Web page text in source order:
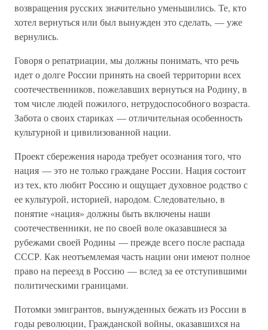
возвращения русских значительно уменьшились. Те, кто
хотел вернуться или был вынужден это сделать, — уже
вернулись.
Говоря о репатриации, мы должны понимать, что речь
идет о долге России принять на своей территории всех
соотечественников, пожелавших вернуться на Родину, в
том числе людей пожилого, нетрудоспособного возраста.
Забота о своих стариках — отличительная особенность
культурной и цивилизованной нации.
Проект сбережения народа требует осознания того, что
нация — это не только граждане России. Нация состоит
из тех, кто любит Россию и ощущает духовное родство с
ее культурой, историей, народом. Следовательно, в
понятие «нация» должны быть включены наши
соотечественники, не по своей воле оказавшиеся за
рубежами своей Родины — прежде всего после распада
СССР. Как неотъемлемая часть нации они имеют полное
право на переезд в Россию — вслед за ее отступившими
политическими границами.
Потомки эмигрантов, вынужденных бежать из России в
годы революции, Гражданской войны, оказавшихся на